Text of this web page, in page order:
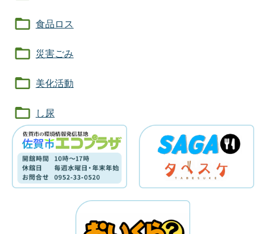
食品ロス
災害ごみ
美化活動
し尿